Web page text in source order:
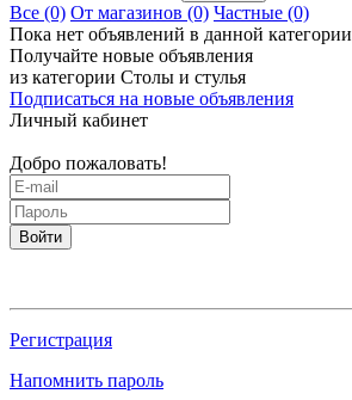
Все (0) От магазинов (0) Частные (0)
Пока нет объявлений в данной категории
Получайте новые объявления
из категории Столы и стулья
Подписаться на новые объявления
Личный кабинет
Добро пожаловать!
Войти
Регистрация
Напомнить пароль